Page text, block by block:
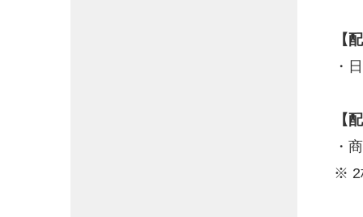
【
・
【
・
※ 2